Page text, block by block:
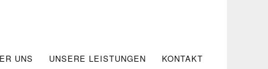
UNS UNSERE LEISTUNGEN KONTAKT